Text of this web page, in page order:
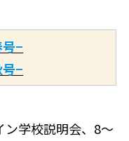
−
−
ン学校説明会、8〜